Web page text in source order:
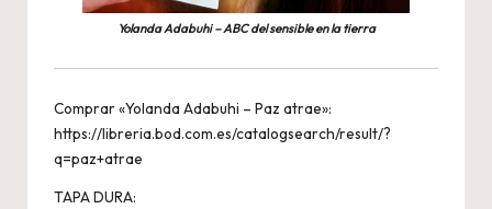
Yolanda Adabuhi – ABC del sensible en la tierra
Comprar «Yolanda Adabuhi – Paz atrae»:
https://libreria.bod.com.es/catalogsearch/result/?
q=paz+atrae
TAPA DURA: